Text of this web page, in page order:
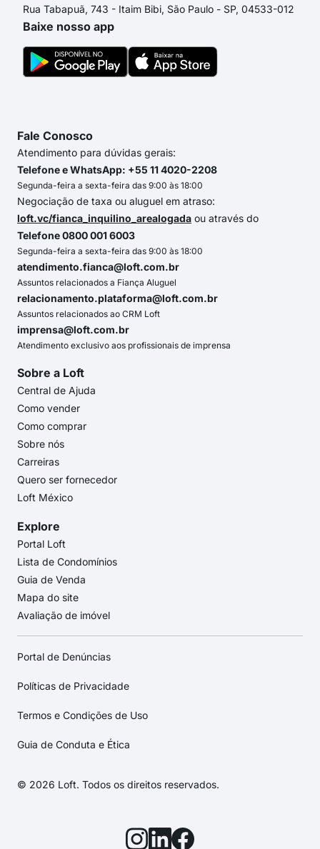
Rua Tabapuã, 743 - Itaim Bibi, São Paulo - SP, 04533-012
Baixe nosso app
Fale Conosco
Atendimento para dúvidas gerais:
Telefone e WhatsApp: +55 11 4020-2208
Segunda-feira a sexta-feira das 9:00 às 18:00
Negociação de taxa ou aluguel em atraso:
loft.vc/fianca_inquilino_arealogada ou através do
Telefone 0800 001 6003
Segunda-feira a sexta-feira das 9:00 às 18:00
atendimento.fianca@loft.com.br
Assuntos relacionados a Fiança Aluguel
relacionamento.plataforma@loft.com.br
Assuntos relacionados ao CRM Loft
imprensa@loft.com.br
Atendimento exclusivo aos profissionais de imprensa
Sobre a Loft
Central de Ajuda
Como vender
Como comprar
Sobre nós
Carreiras
Quero ser fornecedor
Loft México
Explore
Portal Loft
Lista de Condomínios
Guia de Venda
Mapa do site
Avaliação de imóvel
Portal de Denúncias
Políticas de Privacidade
Termos e Condições de Uso
Guia de Conduta e Ética
© 2026 Loft. Todos os direitos reservados.